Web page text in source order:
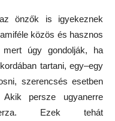
önzők is igyekeznek
közös és hasznos
úgy gondolják, ha
tartani, egy–egy
szerencsés esetben
persze ugyanerre
Ezek tehát